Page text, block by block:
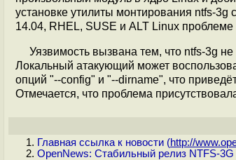
установке утилиты монтирования ntfs-3g
14.04, RHEL, SUSE и ALT Linux проблеме
Уязвимость вызвана тем, что ntfs-3g
Локальный атакующий может
опций "--config" и "--dirname", что
Отмечается, что проблема
Главная ссылка к новости (http://
OpenNews: Стабильный релиз NTFS-3G